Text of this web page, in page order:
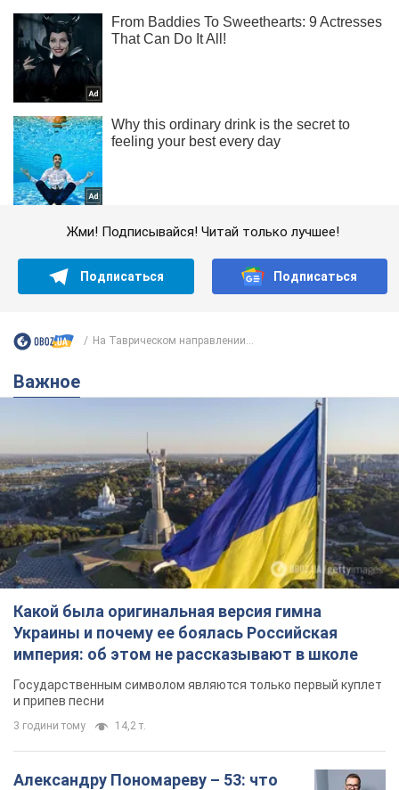
Жми! Подписывайся! Читай только лучшее!
Подписаться Подписаться
На Таврическом направлении...
Важное
Какой была оригинальная версия гимна
Украины и почему ее боялась Российская
империя: об этом не рассказывают в школе
Государственным символом являются только первый куплет
и припев песни
3 години тому 14,2 т.
Александру Пономареву – 53: что